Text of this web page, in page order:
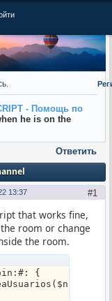
- Помощь по
he is on the
Ответить
1
13:37
that works fine,
room or change
the room.
{